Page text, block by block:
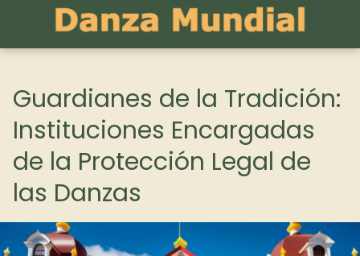
Guardianes de la Tradición:
Instituciones Encargadas
de la Protección Legal de
las Danzas